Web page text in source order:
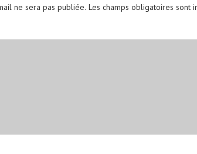
ne sera pas publiée. Les champs obligatoires sont